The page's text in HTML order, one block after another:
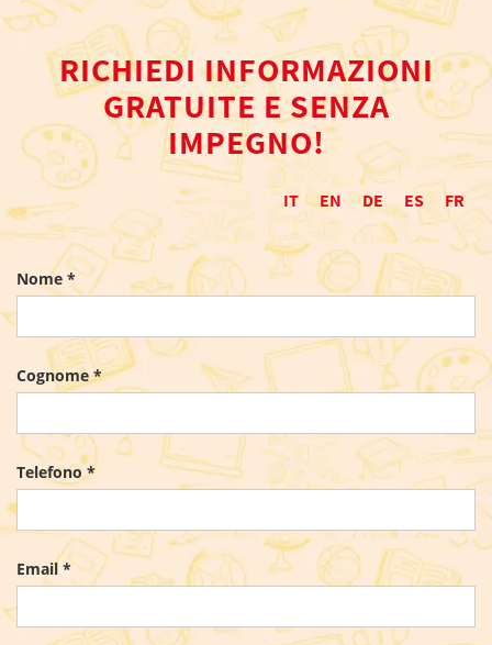
RICHIEDI INFORMAZIONI
GRATUITE E SENZA
IMPEGNO!
IT EN DE ES FR
Nome *
Cognome *
Telefono *
Email *